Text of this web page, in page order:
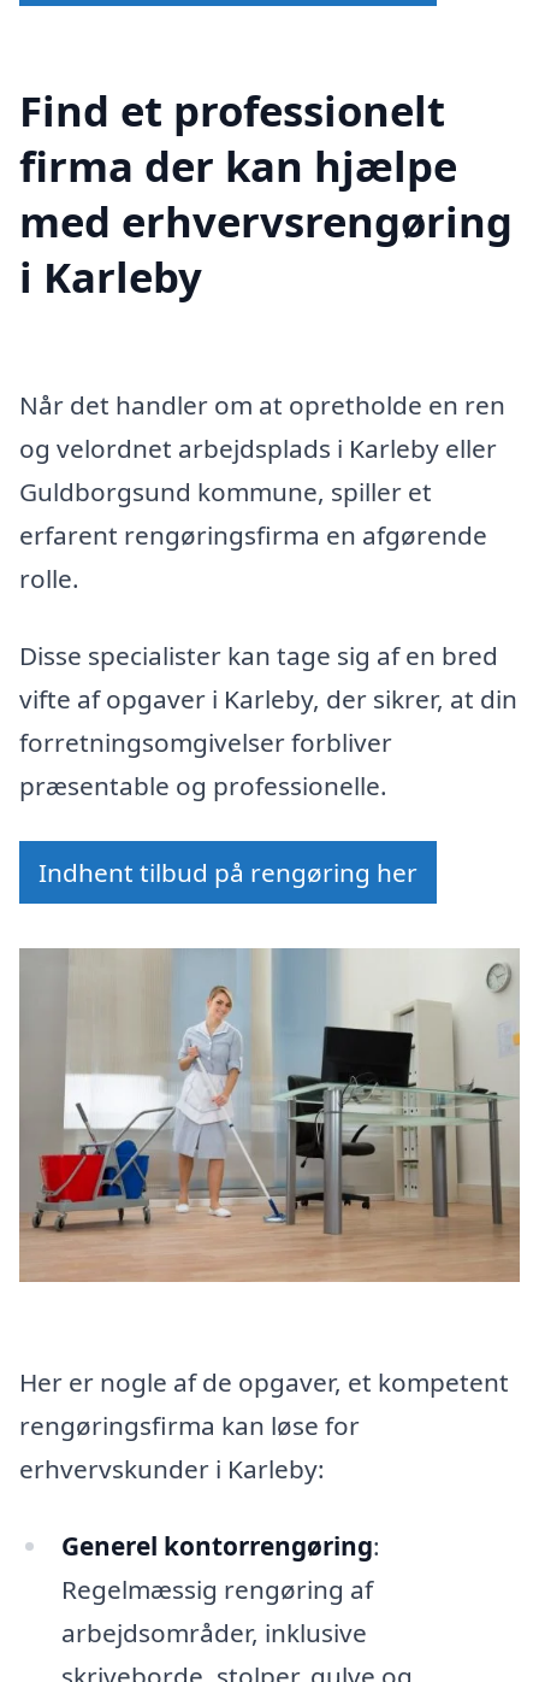
Find et professionelt
firma der kan hjælpe
med erhvervsrengøring
i Karleby
Når det handler om at opretholde en ren
og velordnet arbejdsplads i Karleby eller
Guldborgsund kommune, spiller et
erfarent rengøringsfirma en afgørende
rolle.
Disse specialister kan tage sig af en bred
vifte af opgaver i Karleby, der sikrer, at din
forretningsomgivelser forbliver
præsentable og professionelle.
Indhent tilbud på rengøring her
Her er nogle af de opgaver, et kompetent
rengøringsfirma kan løse for
erhvervskunder i Karleby:
Generel kontorrengøring:
Regelmæssig rengøring af
arbejdsområder, inklusive